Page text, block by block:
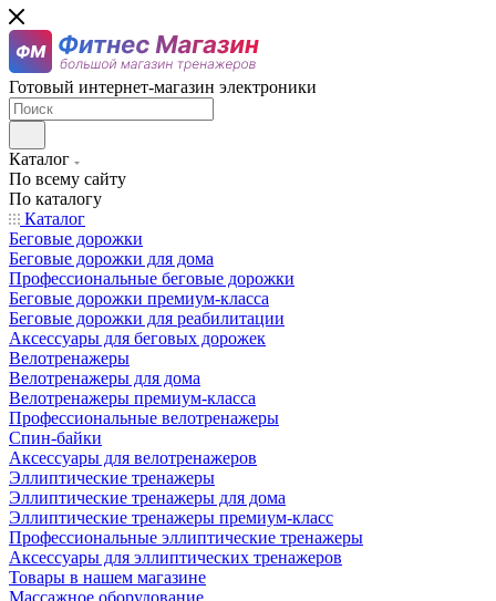
Готовый интернет-магазин электроники
Каталог
По всему сайту
По каталогу
Каталог
Беговые дорожки
Беговые дорожки для дома
Профессиональные беговые дорожки
Беговые дорожки премиум-класса
Беговые дорожки для реабилитации
Аксессуары для беговых дорожек
Велотренажеры
Велотренажеры для дома
Велотренажеры премиум-класса
Профессиональные велотренажеры
Спин-байки
Аксессуары для велотренажеров
Эллиптические тренажеры
Эллиптические тренажеры для дома
Эллиптические тренажеры премиум-класс
Профессиональные эллиптические тренажеры
Аксессуары для эллиптических тренажеров
Товары в нашем магазине
Массажное оборудование